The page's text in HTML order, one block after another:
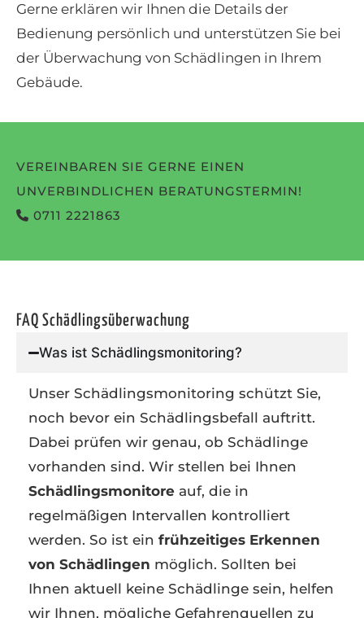
Gerne erklären wir Ihnen die Details der
Bedienung persönlich und unterstützen Sie bei
der Überwachung von Schädlingen in Ihrem
Gebäude.
VEREINBAREN SIE GERNE EINEN
UNVERBINDLICHEN BERATUNGSTERMIN!
0711 2221863
FAQ Schädlingsüberwachung
Was ist Schädlingsmonitoring?
Unser Schädlingsmonitoring schützt Sie,
noch bevor ein Schädlingsbefall auftritt.
Dabei prüfen wir genau, ob Schädlinge
vorhanden sind. Wir stellen bei Ihnen
Schädlingsmonitore auf, die in
regelmäßigen Intervallen kontrolliert
werden. So ist ein frühzeitiges Erkennen
von Schädlingen möglich. Sollten bei
Ihnen aktuell keine Schädlinge sein, helfen
wir Ihnen, mögliche Gefahrenquellen zu